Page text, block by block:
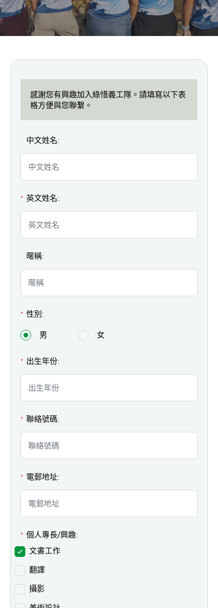
感謝您有興趣加入綠惜義工隊。請填寫以下表
格方便與您聯繫。
中文姓名:
* 英文姓名:
暱稱:
* 性別:
男 女
* 出生年份:
* 聯絡號碼:
* 電郵地址:
* 個人專長/興趣:
文書工作
翻譯
攝影